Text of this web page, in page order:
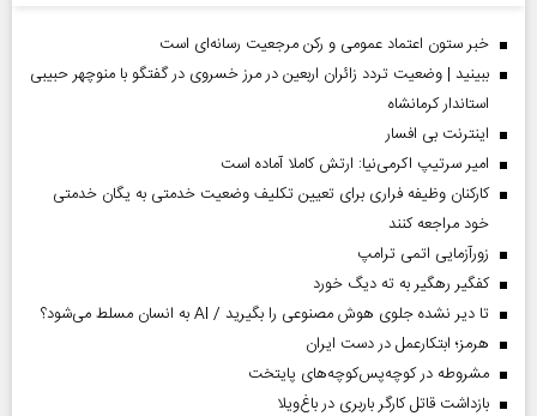
خبر ستون اعتماد عمومی و رکن مرجعیت رسانه‌ای است
ببینید | وضعیت تردد زائران اربعین در مرز خسروی در گفتگو با منوچهر حبیبی
استاندار کرمانشاه
اینترنت بی افسار
امیر سرتیپ اکرمی‌نیا: ارتش کاملا آماده است
کارکنان وظیفه فراری برای تعیین تکلیف وضعیت خدمتی به یگان خدمتی
خود مراجعه کنند
زورآزمایی اتمی ترامپ
کفگیر رهگیر به ته دیگ خورد
تا دیر نشده جلوی هوش مصنوعی را بگیرید / AI به انسان مسلط می‌شود؟
هرمز؛ ابتکارعمل در دست ایران
مشروطه در کوچه‌پس‌کوچه‌های پایتخت
بازداشت قاتل کارگر باربری در باغ‌ویلا